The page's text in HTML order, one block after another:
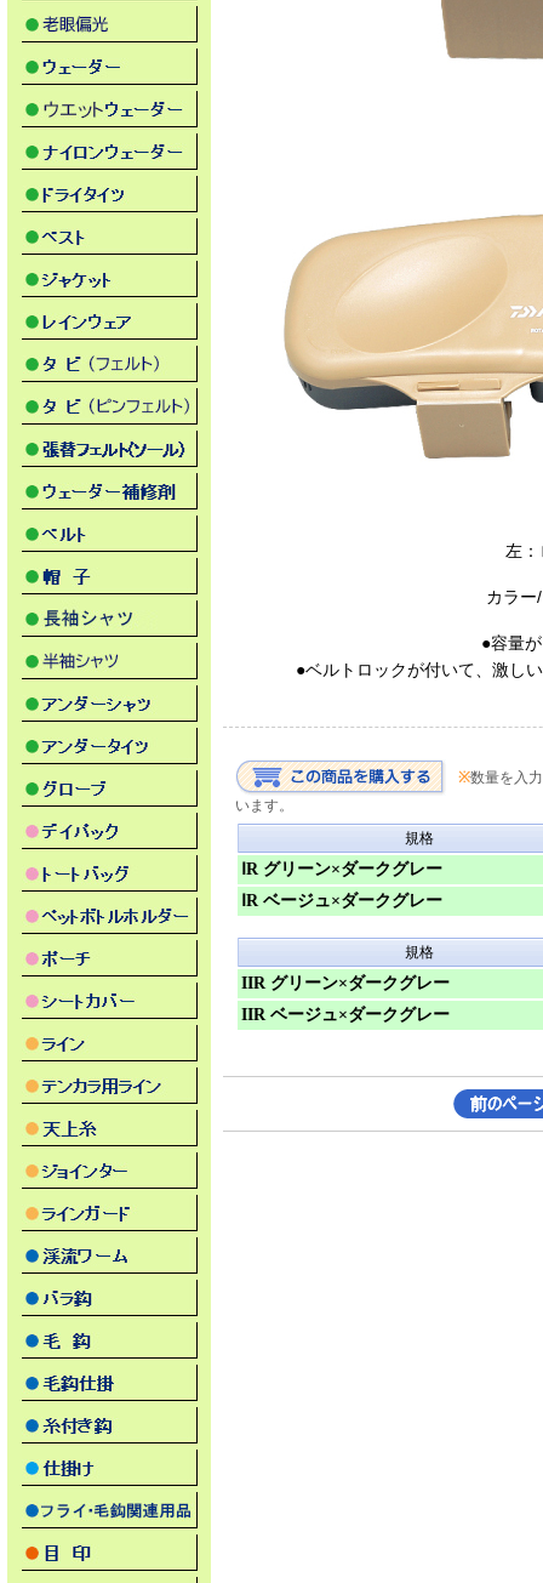
左
カラー
●容量
●ベルトロックが付いて、激し
※数量を入
います。
規格
ⅠR グリーン×ダークグレー
ⅠR ベージュ×ダークグレー
規格
IIR グリーン×ダークグレー
IIR ベージュ×ダークグレー